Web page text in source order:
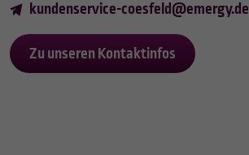
kundenservice-coesfeld @emergy.de
Zu unseren Kontaktinfos